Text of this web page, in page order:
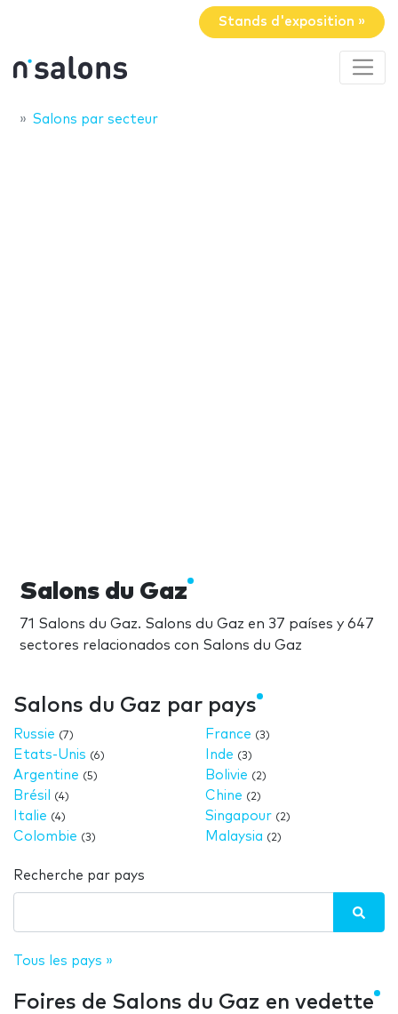
Stands d'exposition »
Salons par secteur
Salons du Gaz
71 Salons du Gaz. Salons du Gaz en 37 países y 647
sectores relacionados con Salons du Gaz
Salons du Gaz par pays
Russie (7)
Etats-Unis (6)
Argentine (5)
Brésil (4)
Italie (4)
Colombie (3)
France (3)
Inde (3)
Bolivie (2)
Chine (2)
Singapour (2)
Malaysia (2)
Recherche par pays
Tous les pays »
Foires de Salons du Gaz en vedette